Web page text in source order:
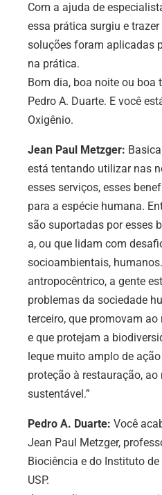
Com a ajuda de
essa prática surgiu e
soluções foram aplicadas
na prática.
Bom dia, boa noite ou boa
Pedro A. Duarte. E você
Oxigênio.
Jean Paul Metzger:
está tentando utilizar nas
esses serviços, esses
para a espécie humana.
são suportadas por esses
a, ou que lidam com
socioambientais,
antropocêntrico, a gente
problemas da sociedade
terceiro, que promovam
e que protejam a
leque muito amplo de
proteção à restauração,
sustentável.”
Pedro A. Duarte: Você
Jean Paul Metzger,
Biociência e do Instituto
USP.